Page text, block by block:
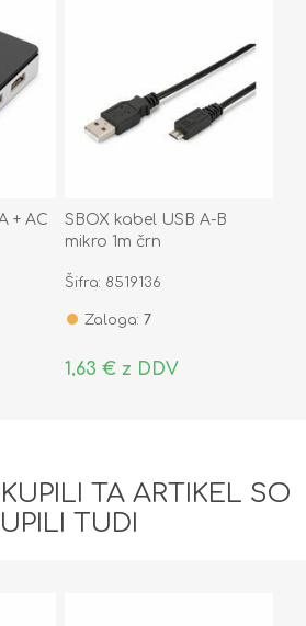
+ AC
SBOX kabel USB A-B
mikro 1m črn
Šifra: 8519136
Zaloga: 7
1,63 € z DDV
TA ARTIKEL SO
TUDI